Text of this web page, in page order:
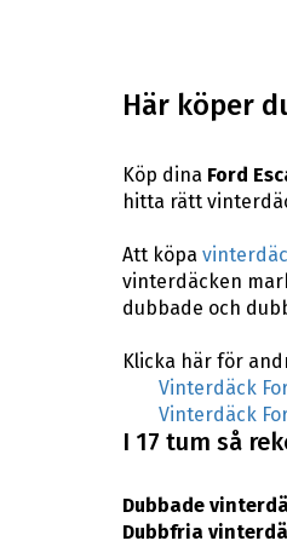
Här köper
Köp dina Ford
hitta rätt
Att köpa
vinterdäcken
dubbade och
Klicka här för
Vinterdäck
Vinterdäck
I 17 tum så
Dubbade
Dubbfria